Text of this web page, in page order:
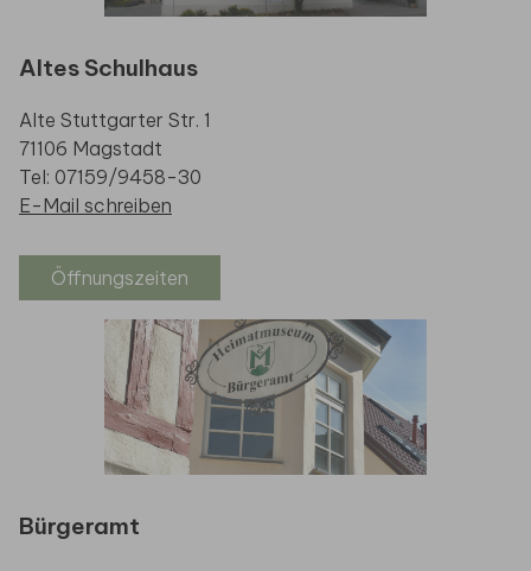
Altes Schulhaus
Alte Stuttgarter Str. 1
71106 Magstadt
Tel: 07159/9458-30
E-Mail schreiben
Öffnungszeiten
Bürgeramt